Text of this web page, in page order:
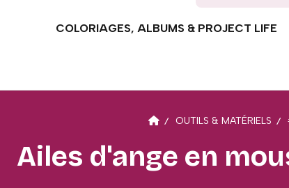
COLORIAGES, ALBUMS & PROJECT LIFE
OUTILS & MATÉRIELS
Ailes d'ange en